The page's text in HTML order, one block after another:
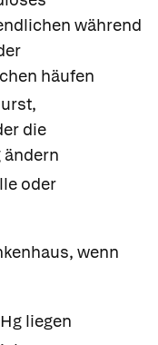
während
häufen
die
oder
wenn
liegen